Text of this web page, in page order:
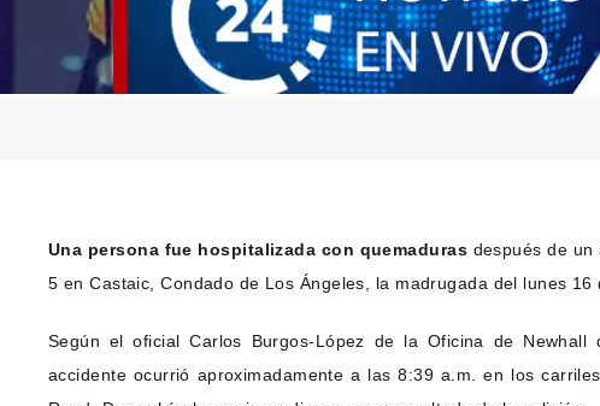
Una persona fue hospitalizada con quemaduras después de
5 en Castaic, Condado de Los Ángeles, la madrugada del lunes 16
Según el oficial Carlos Burgos-López de la Oficina de
accidente ocurrió aproximadamente a las 8:39 a.m. en los